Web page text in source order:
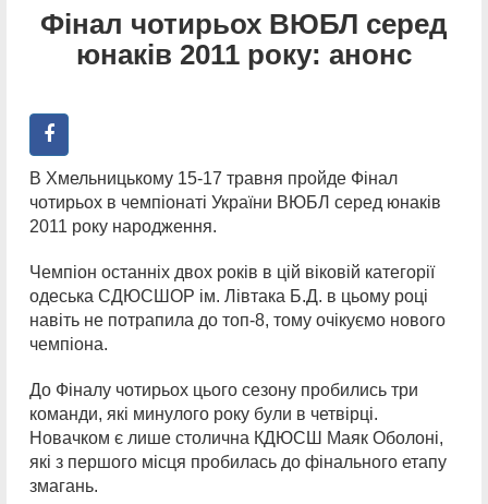
Фінал чотирьох ВЮБЛ серед
юнаків 2011 року: анонс
В Хмельницькому 15-17 травня пройде Фінал
чотирьох в чемпіонаті України ВЮБЛ серед юнаків
2011 року народження.
Чемпіон останніх двох років в цій віковій категорії
одеська СДЮСШОР ім. Лівтака Б.Д. в цьому році
навіть не потрапила до топ-8, тому очікуємо нового
чемпіона.
До Фіналу чотирьох цього сезону пробились три
команди, які минулого року були в четвірці.
Новачком є лише столична КДЮСШ Маяк Оболоні,
які з першого місця пробилась до фінального етапу
змагань.